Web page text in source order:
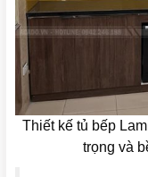
Thiết kế tủ bếp
trọng và